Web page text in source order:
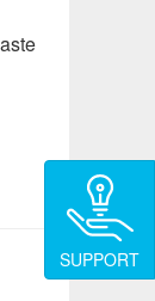
SUPPORT